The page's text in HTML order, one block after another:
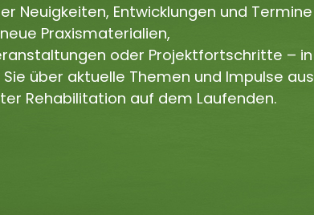
Neuigkeiten, Entwicklungen und Termine
Praxismaterialien,
oder Projektfortschritte – in
über aktuelle Themen und Impulse aus
Rehabilitation auf dem Laufenden.